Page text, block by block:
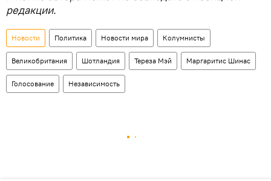
редакции.
Новости Политика Новости мира Колумнисты
Великобритания Шотландия Тереза Мэй Маргаритис Шинас
Голосование Независимость